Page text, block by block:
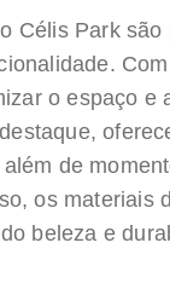
Célis Park
o espaço e
de
os materiais
beleza e